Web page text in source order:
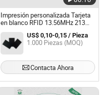
Impresión personalizada Tarjeta
en blanco RFID 13.56MHz 213
Tarjeta con chip NFC inteligente
US$ 0,10-0,15 / Pieza
1.000 Piezas (MOQ)
Contacta Ahora